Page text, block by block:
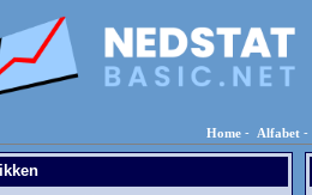
Home - Alfabet -